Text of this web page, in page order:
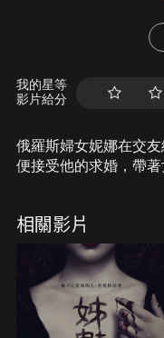
我的星等
影片給分
俄羅斯婦女妮娜在交
便接受他的求婚，帶
窮。看似正常的富豪
後又隱藏什麼巨大陰
險，岌岌可危…
相關影片